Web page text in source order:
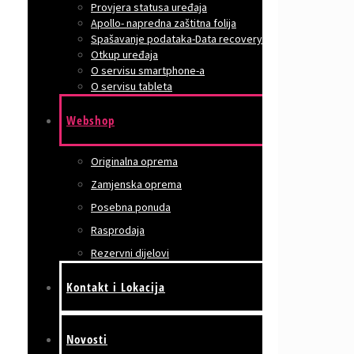
Provjera statusa uređaja
Apollo- napredna zaštitna folija
Spašavanje podataka-Data recovery
Otkup uređaja
O servisu smartphone-a
O servisu tableta
Webshop
Originalna oprema
Zamjenska oprema
Posebna ponuda
Rasprodaja
Rezervni dijelovi
Kontakt i Lokacija
Novosti